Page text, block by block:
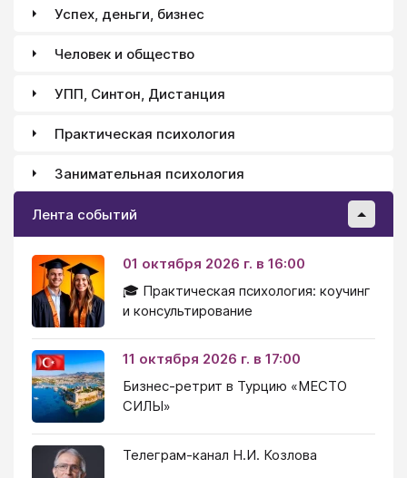
ситуации в ситуацию.
Успех, деньги, бизнес
Человек и общество
УПП, Синтон, Дистанция
Практическая психология
Занимательная психология
Лента событий
01 октября 2026 г. в 16:00
🎓 Практическая психология: коучинг
и консультирование
11 октября 2026 г. в 17:00
Бизнес-ретрит в Турцию «МЕСТО
СИЛЫ»
Телеграм-канал Н.И. Козлова